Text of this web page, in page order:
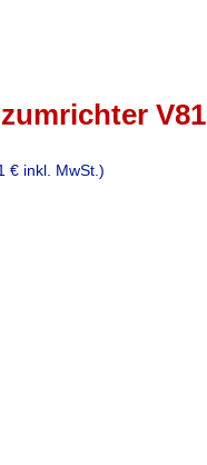
€ inkl. MwSt.)